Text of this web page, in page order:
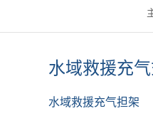
水域救援充
水域救援充气担架